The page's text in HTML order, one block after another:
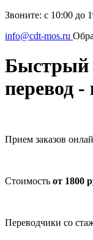
Звоните: с 10:00 до
info@cdt-mos.ru
Быстрый
перевод -
Прием заказов
Стоимость от 1800
Переводчики со